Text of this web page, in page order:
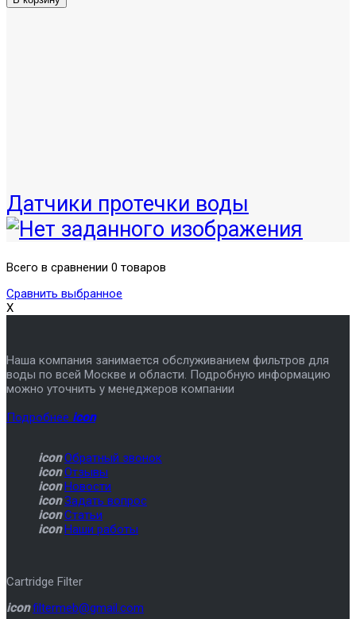
Датчики протечки воды
Всего в сравнении 0 товаров
Сравнить выбранное
X
Наша компания занимается обслуживанием фильтров для
воды по всей Москве и области. Подробную информацию
можно уточнить у менеджеров компании
Подробнее icon
icon Обратный звонок
icon Отзывы
icon Новости
icon Задать вопрос
icon Статьи
icon Наши работы
Cartridge Filter
icon filtermeb@gmail.com